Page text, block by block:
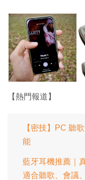
【熱門報道】
【密技】PC 聽
能
藍牙耳機推薦｜
適合聽歌、會議